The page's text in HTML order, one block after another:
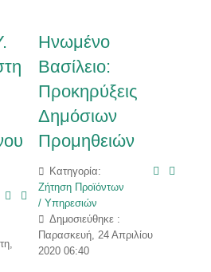
Ηνωμένο
Βασίλειο:
Προκηρύξεις
Δημόσιων
Προμηθειών
Κατηγορία:
Ζήτηση Προϊόντων
/ Υπηρεσιών
Δημοσιεύθηκε :
Παρασκευή, 24 Απριλίου
2020 06:40